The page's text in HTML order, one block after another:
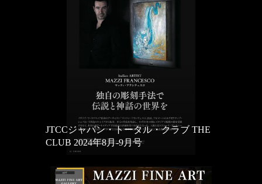
JTCCジャパン・トータル・クラブ THE
CLUB 2024年8月‐9月号